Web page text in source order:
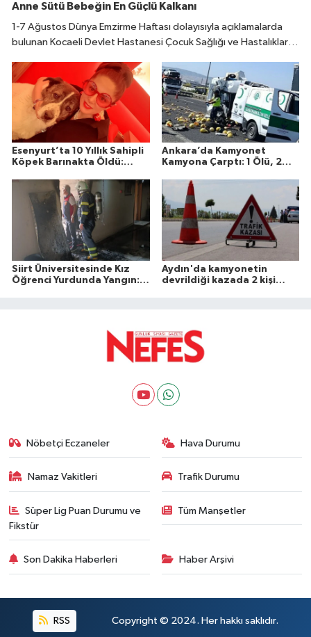
Anne Sütü Bebeğin En Güçlü Kalkanı
1-7 Ağustos Dünya Emzirme Haftası dolayısıyla açıklamalarda
bulunan Kocaeli Devlet Hastanesi Çocuk Sağlığı ve Hastalıkları
içinde emzirmeye başlanmasının büyük önem taşıdığını belirtti.
Esenyurt’ta 10 Yıllık Sahipli
Köpek Barınakta Öldü:
Soruşturma Talebi
Ankara’da Kamyonet
Kamyona Çarptı: 1 Ölü, 2
Siirt Üniversitesinde Kız
Öğrenci Yurdunda Yangın: 1
Aydın'da kamyonetin
devrildiği kazada 2 kişi
Nöbetçi Eczaneler Hava Durumu
Namaz Vakitleri Trafik Durumu
Süper Lig Puan Durumu ve
Fikstür
Tüm Manşetler
Son Dakika Haberleri Haber Arşivi
RSS Copyright © 2024. Her hakkı saklıdır.